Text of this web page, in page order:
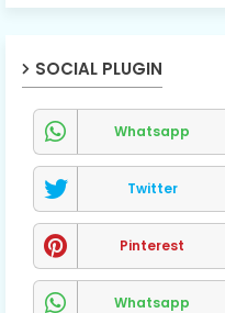
SOCIAL PLUGIN
Whatsapp
Twitter
Pinterest
Whatsapp